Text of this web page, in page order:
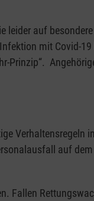
leider auf
mit Covid-19
Prinzip“.
Verhaltensregeln
auf
Fallen